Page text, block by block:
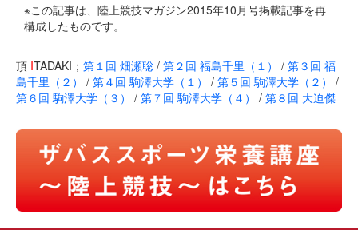
※この記事は、陸上競技マガジン2015年10月号掲載記事を再
構成したものです。
頂 ITADAKI； 第１回 畑瀬聡 / 第２回 福島千里（１） / 第３回 福
島千里（２）
/ 第４回 駒澤大学（１） / 第５回 駒澤大学（２）
/
第６回 駒澤大学（３）
/ 第７回 駒澤大学（４） / 第８回 大迫傑